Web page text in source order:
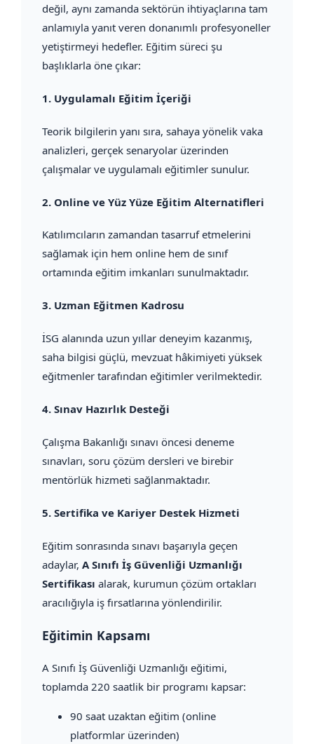
değil, aynı zamanda sektörün ihtiyaçlarına tam
anlamıyla yanıt veren donanımlı profesyoneller
yetiştirmeyi hedefler. Eğitim süreci şu
başlıklarla öne çıkar:
1. Uygulamalı Eğitim İçeriği
Teorik bilgilerin yanı sıra, sahaya yönelik vaka
analizleri, gerçek senaryolar üzerinden
çalışmalar ve uygulamalı eğitimler sunulur.
2. Online ve Yüz Yüze Eğitim Alternatifleri
Katılımcıların zamandan tasarruf etmelerini
sağlamak için hem online hem de sınıf
ortamında eğitim imkanları sunulmaktadır.
3. Uzman Eğitmen Kadrosu
İSG alanında uzun yıllar deneyim kazanmış,
saha bilgisi güçlü, mevzuat hâkimiyeti yüksek
eğitmenler tarafından eğitimler verilmektedir.
4. Sınav Hazırlık Desteği
Çalışma Bakanlığı sınavı öncesi deneme
sınavları, soru çözüm dersleri ve birebir
mentörlük hizmeti sağlanmaktadır.
5. Sertifika ve Kariyer Destek Hizmeti
Eğitim sonrasında sınavı başarıyla geçen
adaylar, A Sınıfı İş Güvenliği Uzmanlığı
Sertifikası alarak, kurumun çözüm ortakları
aracılığıyla iş fırsatlarına yönlendirilir.
Eğitimin Kapsamı
A Sınıfı İş Güvenliği Uzmanlığı eğitimi,
toplamda 220 saatlik bir programı kapsar:
90 saat uzaktan eğitim (online
platformlar üzerinden)